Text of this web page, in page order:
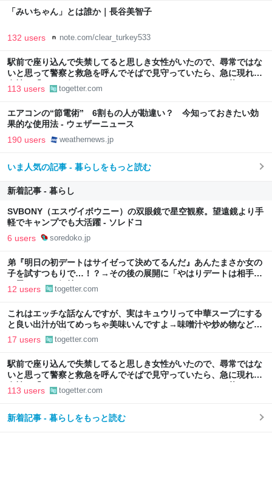
「みいちゃん」とは誰か｜長谷美智子
132 users note.com/clear_turkey533
駅前で座り込んで失禁してると思しき女性がいたので、尋常ではな
いと思って警察と救急を呼んでそばで見守っていたら、急に現れた
女性に「あなた何してるんですか！？」とスマホをはたき落とされ
113 users togetter.com
エアコンの“節電術” 6割もの人が勘違い？ 今知っておきたい効
果的な使用法 - ウェザーニュース
190 users weathernews.jp
いま人気の記事 - 暮らしをもっと読む
新着記事 - 暮らし
SVBONY（エスヴイボウニー）の双眼鏡で星空観察。望遠鏡より手
軽でキャンプでも大活躍 - ソレドコ
6 users soredoko.jp
弟『明日の初デートはサイゼって決めてるんだ』あんたまさか女の
子を試すつもりで…！？→その後の展開に「やはりデートは相手へ
の思いやりの気持ち」
12 users togetter.com
これはエッチな話なんですが、実はキュウリって中華スープにする
と良い出汁が出てめっちゃ美味いんですよ→味噌汁や炒め物など、
キュウリの加熱調理はいろいろある
17 users togetter.com
駅前で座り込んで失禁してると思しき女性がいたので、尋常ではな
いと思って警察と救急を呼んでそばで見守っていたら、急に現れた
女性に「あなた何してるんですか！？」とスマホをはたき落とされ
113 users togetter.com
新着記事 - 暮らしをもっと読む